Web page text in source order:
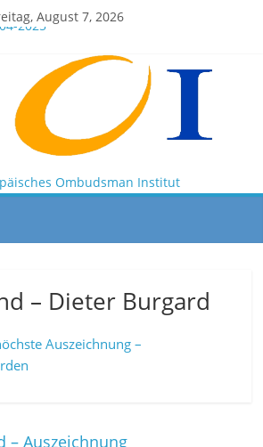
August 7, 2026
2025
the EOI
2025 10 28
in the Doha Conference on
Human Rights
Ombudsman Institut
– Dieter Burgard
Auszeichnung –
– Auszeichnung